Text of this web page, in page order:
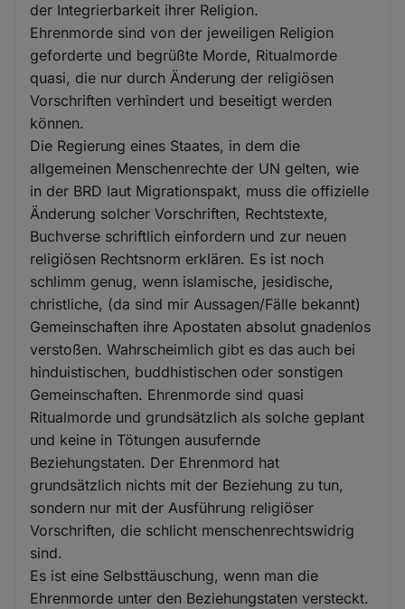
der Integrierbarkeit ihrer Religion.
Ehrenmorde sind von der jeweiligen Religion
geforderte und begrüßte Morde, Ritualmorde
quasi, die nur durch Änderung der religiösen
Vorschriften verhindert und beseitigt werden
können.
Die Regierung eines Staates, in dem die
allgemeinen Menschenrechte der UN gelten, wie
in der BRD laut Migrationspakt, muss die offizielle
Änderung solcher Vorschriften, Rechtstexte,
Buchverse schriftlich einfordern und zur neuen
religiösen Rechtsnorm erklären. Es ist noch
schlimm genug, wenn islamische, jesidische,
christliche, (da sind mir Aussagen/Fälle bekannt)
Gemeinschaften ihre Apostaten absolut gnadenlos
verstoßen. Wahrscheimlich gibt es das auch bei
hinduistischen, buddhistischen oder sonstigen
Gemeinschaften. Ehrenmorde sind quasi
Ritualmorde und grundsätzlich als solche geplant
und keine in Tötungen ausufernde
Beziehungstaten. Der Ehrenmord hat
grundsätzlich nichts mit der Beziehung zu tun,
sondern nur mit der Ausführung religiöser
Vorschriften, die schlicht menschenrechtswidrig
sind.
Es ist eine Selbsttäuschung, wenn man die
Ehrenmorde unter den Beziehungstaten versteckt.